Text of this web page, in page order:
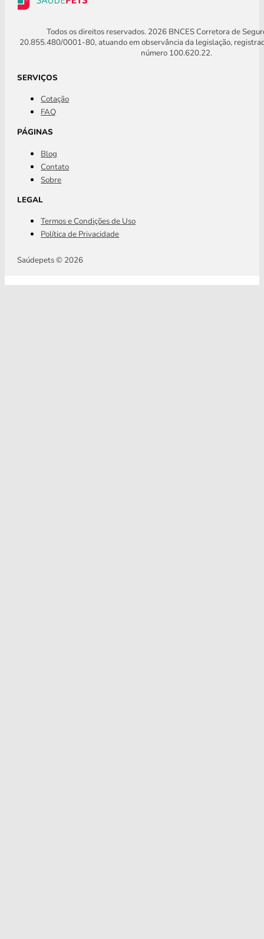
Todos os direitos reservados. 2026 BNCES Corretora de
20.855.480/0001-80, atuando em observância da legislação,
número 100.620.22.
SERVIÇOS
Cotação
FAQ
PÁGINAS
Blog
Contato
Sobre
LEGAL
Termos e Condições de Uso
Política de Privacidade
Saúdepets © 2026